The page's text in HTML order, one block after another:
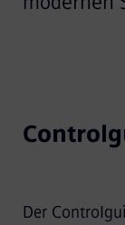
Der